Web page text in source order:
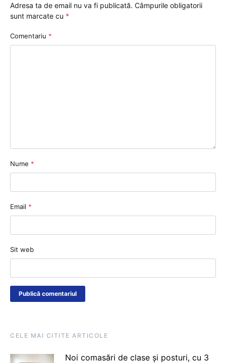
Adresa ta de email nu va fi publicată. Câmpurile obligatorii
sunt marcate cu *
Comentariu *
Nume *
Email *
Sit web
CELE MAI CITITE ARTICOLE
Noi comasări de clase și posturi, cu 3